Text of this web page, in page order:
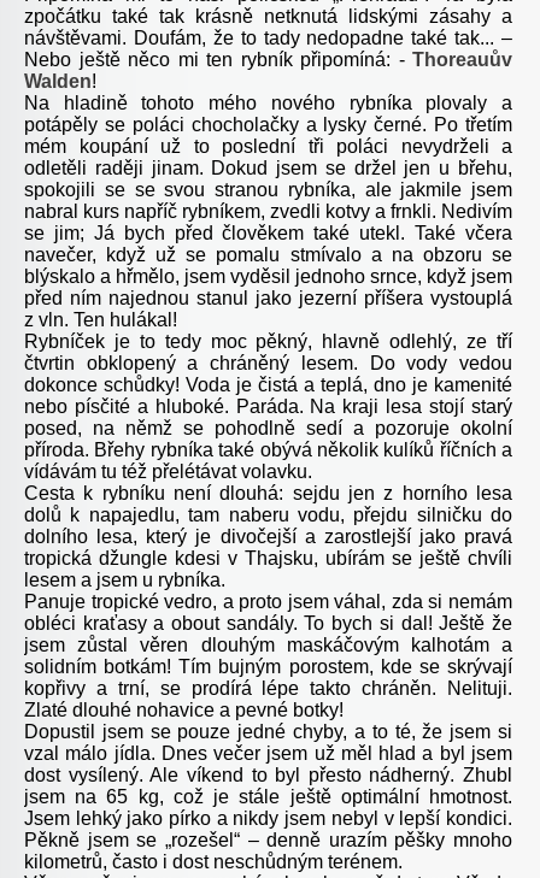
zpočátku také tak krásně netknutá lidskými zásahy a
návštěvami. Doufám, že to tady nedopadne také tak... –
Nebo ještě něco mi ten rybník připomíná: - Thoreauův
Walden!
Na hladině tohoto mého nového rybníka plovaly a
potápěly se poláci chocholačky a lysky černé. Po třetím
mém koupání už to poslední tři poláci nevydrželi a
odletěli raději jinam. Dokud jsem se držel jen u břehu,
spokojili se se svou stranou rybníka, ale jakmile jsem
nabral kurs napříč rybníkem, zvedli kotvy a frnkli. Nedivím
se jim; Já bych před člověkem také utekl. Také včera
navečer, když už se pomalu stmívalo a na obzoru se
blýskalo a hřmělo, jsem vyděsil jednoho srnce, když jsem
před ním najednou stanul jako jezerní příšera vystouplá
z vln. Ten hulákal!
Rybníček je to tedy moc pěkný, hlavně odlehlý, ze tří
čtvrtin obklopený a chráněný lesem. Do vody vedou
dokonce schůdky! Voda je čistá a teplá, dno je kamenité
nebo písčité a hluboké. Paráda. Na kraji lesa stojí starý
posed, na němž se pohodlně sedí a pozoruje okolní
příroda. Břehy rybníka také obývá několik kulíků říčních a
vídávám tu též přelétávat volavku.
Cesta k rybníku není dlouhá: sejdu jen z horního lesa
dolů k napajedlu, tam naberu vodu, přejdu silničku do
dolního lesa, který je divočejší a zarostlejší jako pravá
tropická džungle kdesi v Thajsku, ubírám se ještě chvíli
lesem a jsem u rybníka.
Panuje tropické vedro, a proto jsem váhal, zda si nemám
obléci kraťasy a obout sandály. To bych si dal! Ještě že
jsem zůstal věren dlouhým maskáčovým kalhotám a
solidním botkám! Tím bujným porostem, kde se skrývají
kopřivy a trní, se prodírá lépe takto chráněn. Nelituji.
Zlaté dlouhé nohavice a pevné botky!
Dopustil jsem se pouze jedné chyby, a to té, že jsem si
vzal málo jídla. Dnes večer jsem už měl hlad a byl jsem
dost vysílený. Ale víkend to byl přesto nádherný. Zhubl
jsem na 65 kg, což je stále ještě optimální hmotnost.
Jsem lehký jako pírko a nikdy jsem nebyl v lepší kondici.
Pěkně jsem se „rozešel“ – denně urazím pěšky mnoho
kilometrů, často i dost neschůdným terénem.